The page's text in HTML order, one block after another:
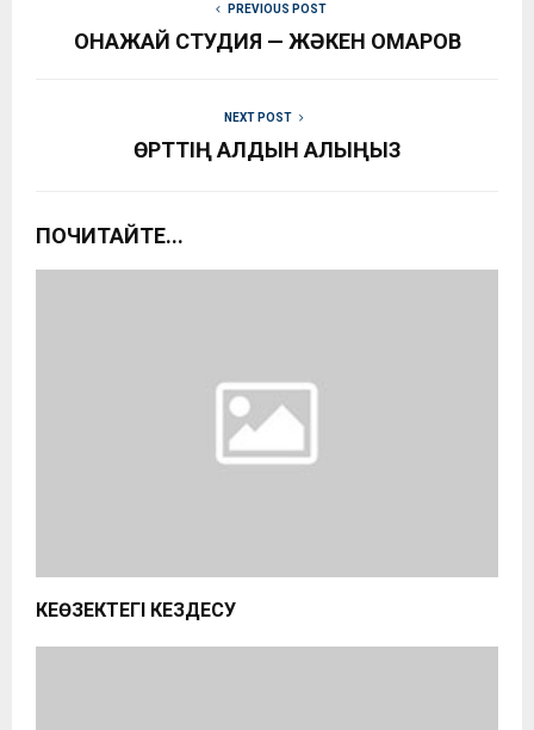
PREVIOUS POST
ҚОНАҚЖАЙ СТУДИЯ — ЖӘКЕН ОМАРОВ
NEXT POST
ӨРТТІҢ АЛДЫН АЛЫҢЫЗ
ПОЧИТАЙТЕ...
КЕҢӨЗЕКТЕГІ КЕЗДЕСУ